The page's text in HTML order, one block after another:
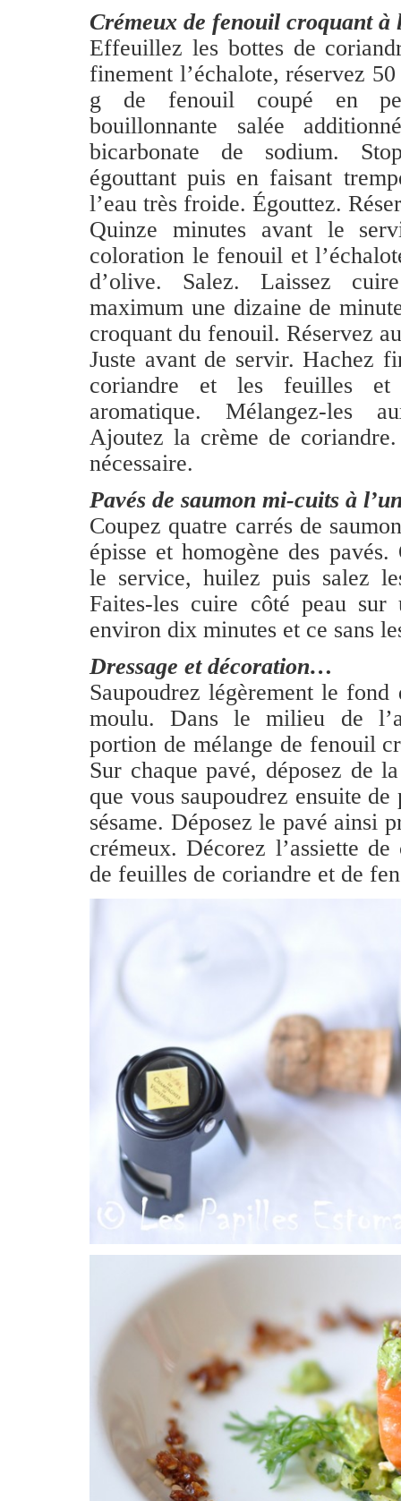
Crémeux de fenouil croquant
Effeuillez les bottes de
finement l’échalote, réservez
g de fenouil coupé en
bouillonnante salée
bicarbonate de sodium.
égouttant puis en faisant
l’eau très froide. Égouttez.
Quinze minutes avant le
coloration le fenouil et
d’olive. Salez. Laissez
maximum une dizaine de
croquant du fenouil. Réservez
Juste avant de servir. Hachez
coriandre et les feuilles
aromatique. Mélangez-les
Ajoutez la crème de
nécessaire.
Pavés de saumon mi-cuits à
Coupez quatre carrés de
épisse et homogène des
le service, huilez puis salez
Faites-les cuire côté peau
environ dix minutes et ce sans
Dressage et décoration…
Saupoudrez légèrement le fond
moulu. Dans le milieu de
portion de mélange de fenouil
Sur chaque pavé, déposez de
que vous saupoudrez ensuite
sésame. Déposez le pavé ainsi
crémeux. Décorez l’assiette
de feuilles de coriandre et de